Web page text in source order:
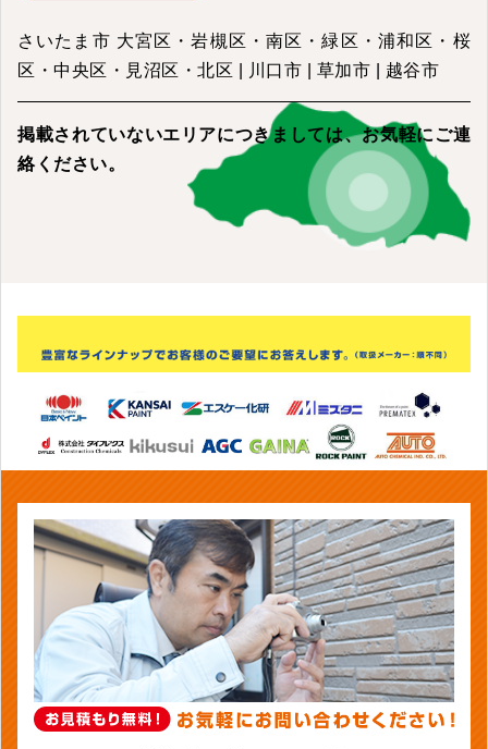
さいたま市 大宮区・岩槻区・南区・緑区・浦和区・桜
区・中央区・見沼区・北区 | 川口市 | 草加市 | 越谷市
掲載されていないエリアにつきましては、お気軽にご連
絡ください。